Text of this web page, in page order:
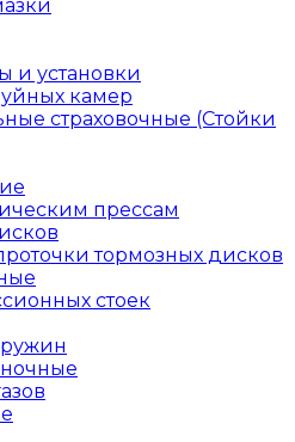
и установки
камер
страховочные (Стойки
прессам
тормозных дисков
стоек